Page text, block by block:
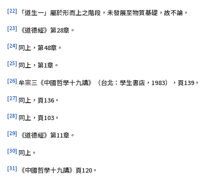
[22] 「道生一」屬於形而上之階段，未發展至物質基礎，故不論。
[23] 《道德經》第28章。
[24] 同上，第48章。
[25] 同上，第1章。
[26] 牟宗三《中國哲學十九講》（台北：學生書店，1983），頁139。
[27] 同上，頁136。
[28] 同上，頁103。
[29] 《道德經》第11章。
[30] 同上。
[31] 《中國哲學十九講》頁120。